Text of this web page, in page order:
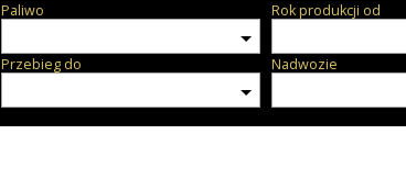
Paliwo Rok produkcji od
Przebieg do Nadwozie